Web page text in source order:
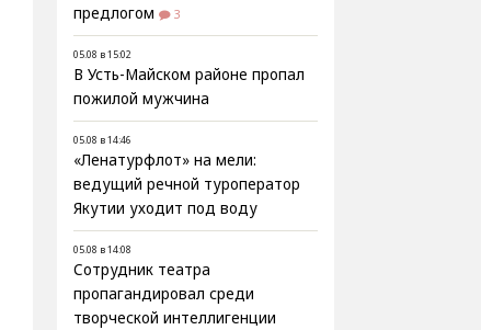
предлогом
3
05.08 в 15:02
В Усть-Майском районе пропал
пожилой мужчина
05.08 в 14:46
«Ленатурфлот» на мели:
ведущий речной туроператор
Якутии уходит под воду
05.08 в 14:08
Сотрудник театра
пропагандировал среди
творческой интеллигенции